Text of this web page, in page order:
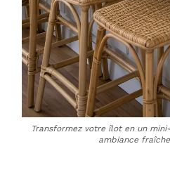
Transformez votre îlot en un
ambiance